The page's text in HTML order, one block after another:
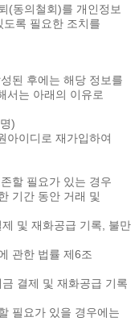
(동의철회)를 개인정보
록 필요한 조치를
된 후에는 해당 정보를
서는 아래의 이유로
)
아이디로 재가입하여
할 필요가 있는 경우
기간 동안 거래 및
및 재화공급 기록, 불만
관한 법률 제6조
결제 및 재화공급 기록
필요가 있을 경우에는